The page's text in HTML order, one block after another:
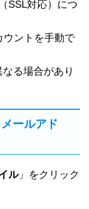
SSL対応）につ
ントを手動で
る場合があり
ールアド
ル」をクリック